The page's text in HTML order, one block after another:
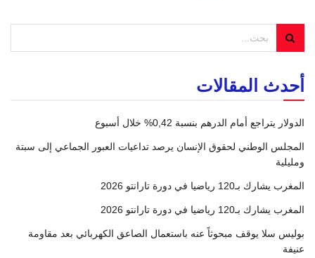
أحدث المقالات
الدولار يتراجع أمام الدرهم بنسبة 0,42% خلال أسبوع
المجلس الوطني لحقوق الإنسان يرصد تداعيات العبور الجماعي إلى سبتة
ومليلية
المغرب يشارك بـ120 رياضيا في دورة تارانتو 2026
المغرب يشارك بـ120 رياضيا في دورة تارانتو 2026
بوليس سلا يوقف مبحوثاً عنه باستعمال الصاعق الكهربائي بعد مقاومة
عنيفة